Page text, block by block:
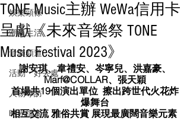
娛樂頭條
潮流生活
音樂頻道
活動・好去處
人物專訪
時光檔案
TONE Music主辦 WeWa信用卡
呈獻《未來音樂祭 TONE
Music Festival 2023》
謝安琪、韋禮安、岑寧兒、洪嘉豪、
Marf@COLLAR、張天穎
首場共19個演出單位  擦出跨世代火花炸
爆舞台
相互交流 雅俗共賞 展現最廣闊音樂元素